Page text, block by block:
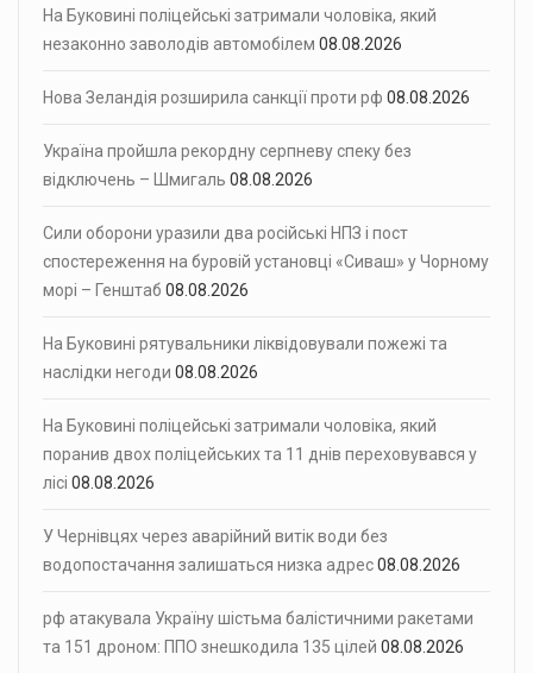
На Буковині поліцейські затримали чоловіка, який
незаконно заволодів автомобілем 08.08.2026
Нова Зеландія розширила санкції проти рф 08.08.2026
Україна пройшла рекордну серпневу спеку без
відключень – Шмигаль 08.08.2026
Сили оборони уразили два російські НПЗ і пост
спостереження на буровій установці «Сиваш» у Чорному
морі – Генштаб 08.08.2026
На Буковині рятувальники ліквідовували пожежі та
наслідки негоди 08.08.2026
На Буковині поліцейські затримали чоловіка, який
поранив двох поліцейських та 11 днів переховувався у
лісі 08.08.2026
У Чернівцях через аварійний витік води без
водопостачання залишаться низка адрес08.08.2026
рф атакувала Україну шістьма балістичними ракетами
та 151 дроном: ППО знешкодила 135 цілей 08.08.2026